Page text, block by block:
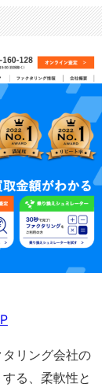
リング会社の
る、柔軟性と